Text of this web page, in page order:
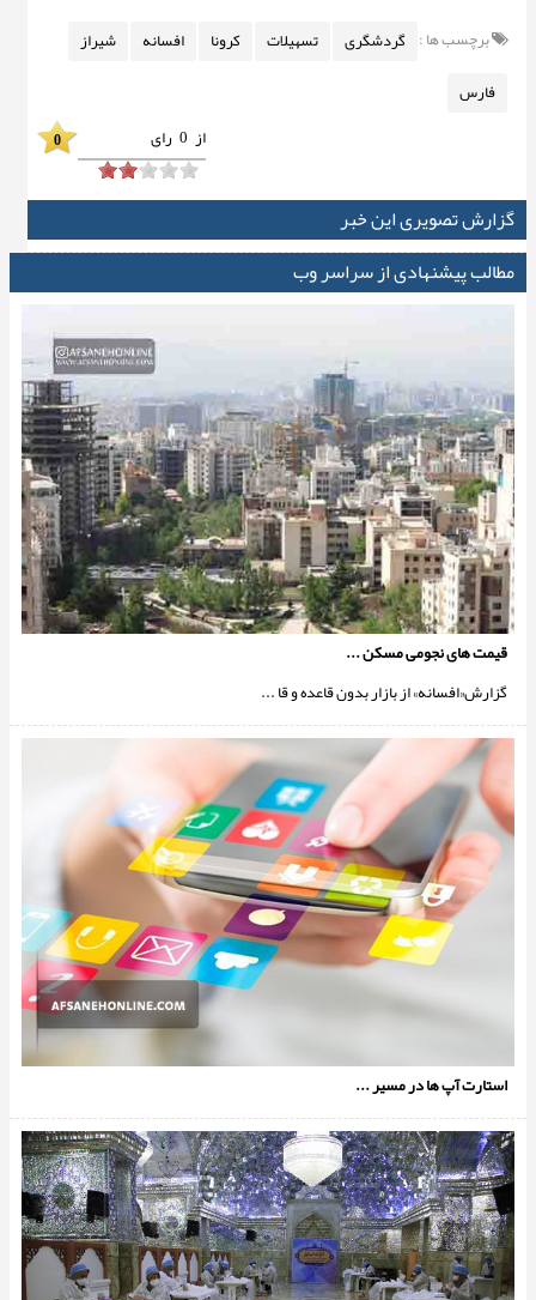
برچسب ها : گردشگری تسهیلات کرونا افسانه
شیراز
فارس
از 0 رای 0
گزارش تصویری این خبر
مطالب پیشنهادی از سراسر وب
قیمت های نجومی مسکن ...
گزارش«افسانه» از بازار بدون قاعده و قا ...
استارت آپ ها در مسیر ...